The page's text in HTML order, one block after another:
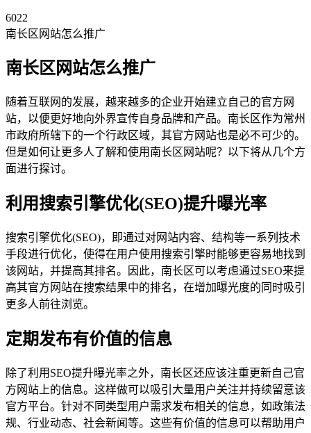
6022
南长区网站怎么推广
南长区网站怎么推广
随着互联网的发展，越来越多的企业开始建立自己的官方网
站，以便更好地向外界宣传自身品牌和产品。南长区作为常州
市政府所辖下的一个行政区域，其官方网站也是必不可少的。
但是如何让更多人了解和使用南长区网站呢？以下将从几个方
面进行探讨。
利用搜索引擎优化(SEO)提升曝光率
搜索引擎优化(SEO)，即通过对网站内容、结构等一系列技术
手段进行优化，使得在用户使用搜索引擎时能够更容易地找到
该网站，并提高其排名。因此，南长区可以考虑通过SEO来提
高其官方网站在搜索结果中的排名，在增加曝光度的同时吸引
更多人前往浏览。
定期发布有价值的信息
除了利用SEO提升曝光率之外，南长区还应该注重更新自己官
方网站上的信息。这样做可以吸引大量用户关注并持续留意该
官方平台。针对不同类型用户需求发布相关的信息，如政策法
规、行业动态、社会新闻等。这些有价值的信息可以帮助用户